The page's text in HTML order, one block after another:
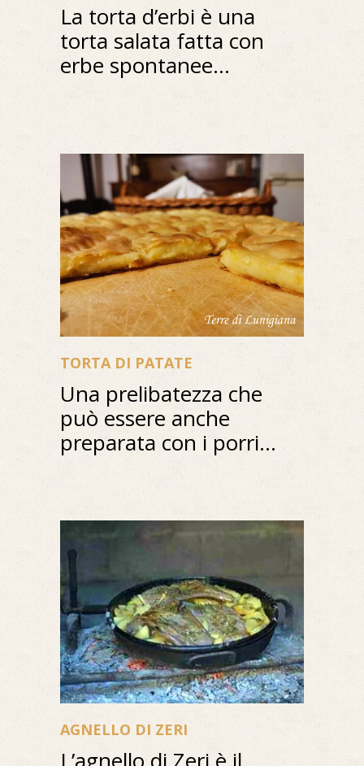
La torta d’erbi è una
torta salata fatta con
erbe spontanee...
TORTA DI PATATE
Una prelibatezza che
può essere anche
preparata con i porri...
AGNELLO DI ZERI